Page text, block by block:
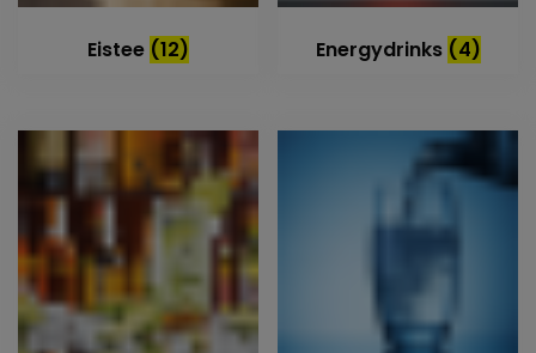
Eistee (12) Energydrinks (4)